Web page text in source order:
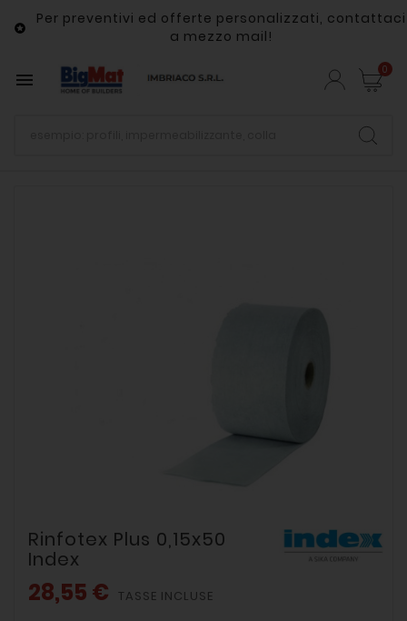

Per preventivi ed offerte personalizzati, contattaci
a mezzo mail!
 0
Rinfotex Plus 0,15x50
Index
28,55 € TASSE INCLUSE